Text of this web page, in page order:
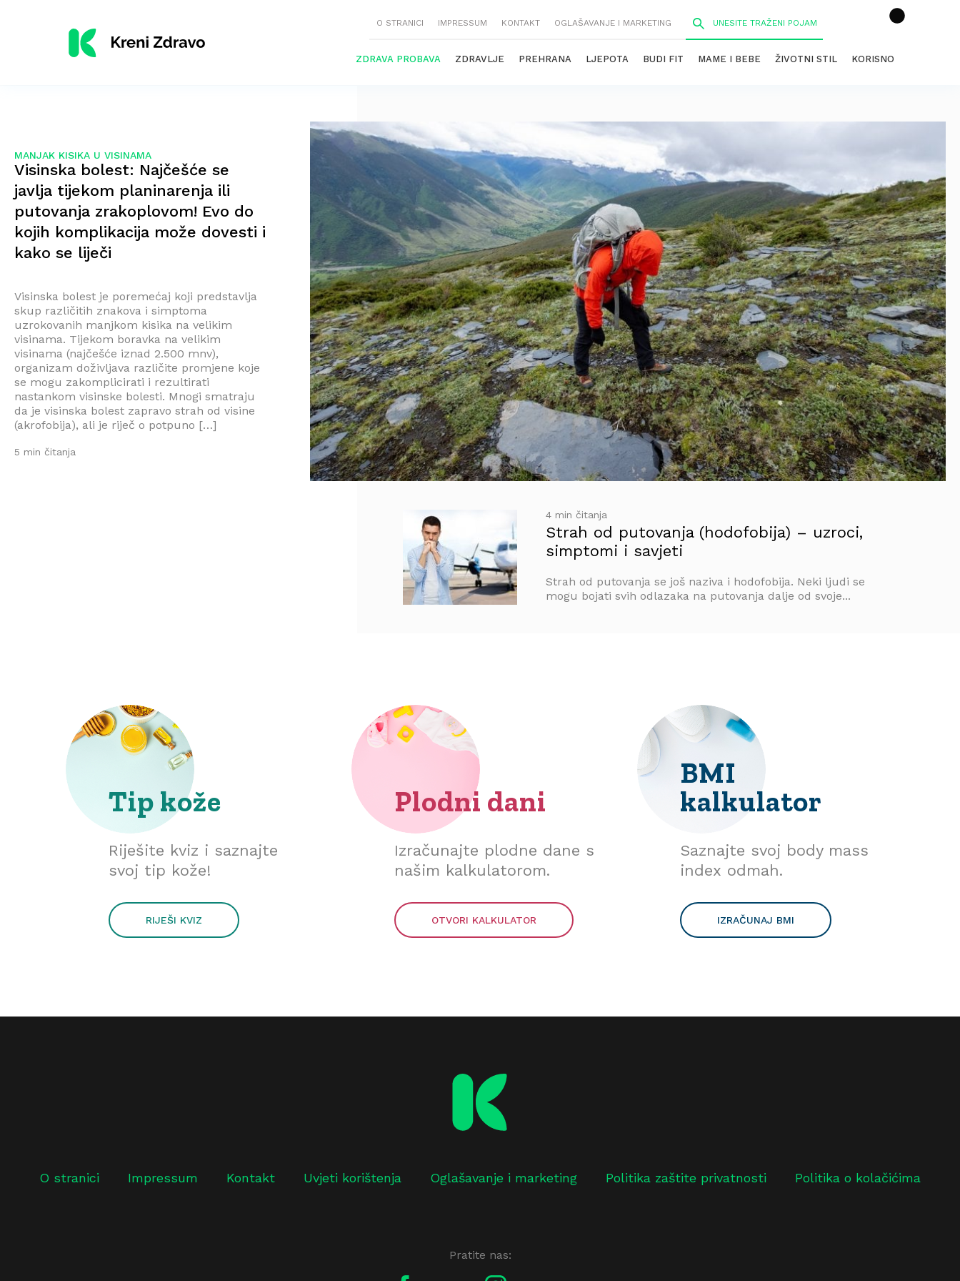
O STRANICI IMPRESSUM KONTAKT OGLAŠAVANJE I MARKETING
ZDRAVA PROBAVA ZDRAVLJE PREHRANA LJEPOTA BUDI FIT MAME I BEBE ŽIVOTNI STIL KORISNO
MANJAK KISIKA U VISINAMA
Visinska bolest: Najčešće se
javlja tijekom planinarenja ili
putovanja zrakoplovom! Evo do
kojih komplikacija može dovesti i
kako se liječi
Visinska bolest je poremećaj koji predstavlja
skup različitih znakova i simptoma
uzrokovanih manjkom kisika na velikim
visinama. Tijekom boravka na velikim
visinama (najčešće iznad 2.500 mnv),
organizam doživljava različite promjene koje
se mogu zakomplicirati i rezultirati
nastankom visinske bolesti. Mnogi smatraju
da je visinska bolest zapravo strah od visine
(akrofobija), ali je riječ o potpuno […]
5 min čitanja
4 min čitanja
Strah od putovanja (hodofobija) – uzroci,
simptomi i savjeti
Strah od putovanja se još naziva i hodofobija. Neki ljudi se
mogu bojati svih odlazaka na putovanja dalje od svoje...
Tip kože
Riješite kviz i saznajte
svoj tip kože!
RIJEŠI KVIZ
Plodni dani
Izračunajte plodne dane s
našim kalkulatorom.
OTVORI KALKULATOR
BMI
kalkulator
Saznajte svoj body mass
index odmah.
IZRAČUNAJ BMI
O stranici Impressum Kontakt Uvjeti korištenja Oglašavanje i marketing Politika zaštite privatnosti Politika o kolačićima
Pratite nas: